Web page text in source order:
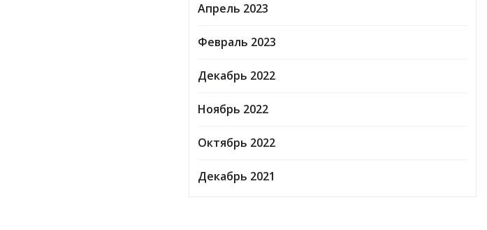
Апрель 2023
Февраль 2023
Декабрь 2022
Ноябрь 2022
Октябрь 2022
Декабрь 2021